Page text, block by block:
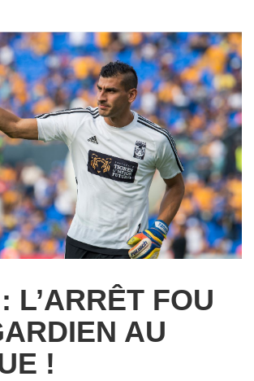
L’ARRÊT FOU
AU
!